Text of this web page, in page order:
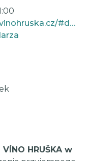
https://jablonec-nad-nisou.vinohruska.cz/#degustace
HRUŠKA w